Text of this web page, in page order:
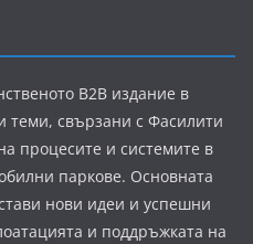
B2B издание в
теми, свързани с Фасилити
процесите и системите в
паркове. Основната
нови идеи и успешни
и поддръжката на